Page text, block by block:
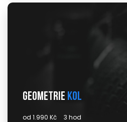
Geometrie kol
od 1.990 Kč 3 hod